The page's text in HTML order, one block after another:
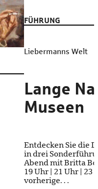
FÜHRUNG
Liebermanns Welt
Lange
Museen
Entdecken Sie die
in drei
Abend mit Britta
19 Uhr | 21 Uhr | 23
vorherige. . .